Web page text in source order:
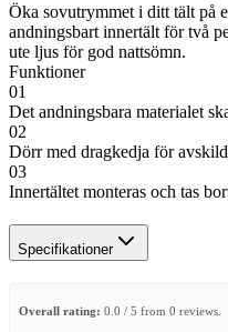
Öka sovutrymmet i ditt tält på
andningsbart innertält för två
ute ljus för god nattsömn.
Funktioner
01
Det andningsbara materialet
02
Dörr med dragkedja för
03
Innertältet monteras och tas
Specifikationer
Overall rating: 0.0 / 5 from 0 reviews.